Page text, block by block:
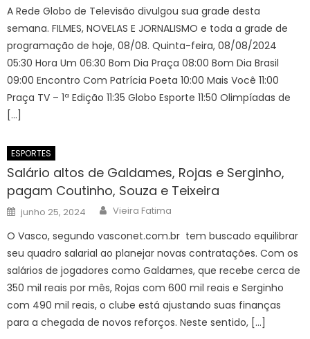
A Rede Globo de Televisão divulgou sua grade desta
semana. FILMES, NOVELAS E JORNALISMO e toda a grade de
programação de hoje, 08/08. Quinta-feira, 08/08/2024
05:30 Hora Um 06:30 Bom Dia Praça 08:00 Bom Dia Brasil
09:00 Encontro Com Patrícia Poeta 10:00 Mais Você 11:00
Praça TV – 1ª Edição 11:35 Globo Esporte 11:50 Olimpíadas de
[…]
ESPORTES
Salário altos de Galdames, Rojas e Serginho,
pagam Coutinho, Souza e Teixeira
Posted
on
junho 25, 2024 Author
Vieira Fatima
O Vasco, segundo vasconet.com.br tem buscado equilibrar
seu quadro salarial ao planejar novas contratações. Com os
salários de jogadores como Galdames, que recebe cerca de
350 mil reais por mês, Rojas com 600 mil reais e Serginho
com 490 mil reais, o clube está ajustando suas finanças
para a chegada de novos reforços. Neste sentido, […]